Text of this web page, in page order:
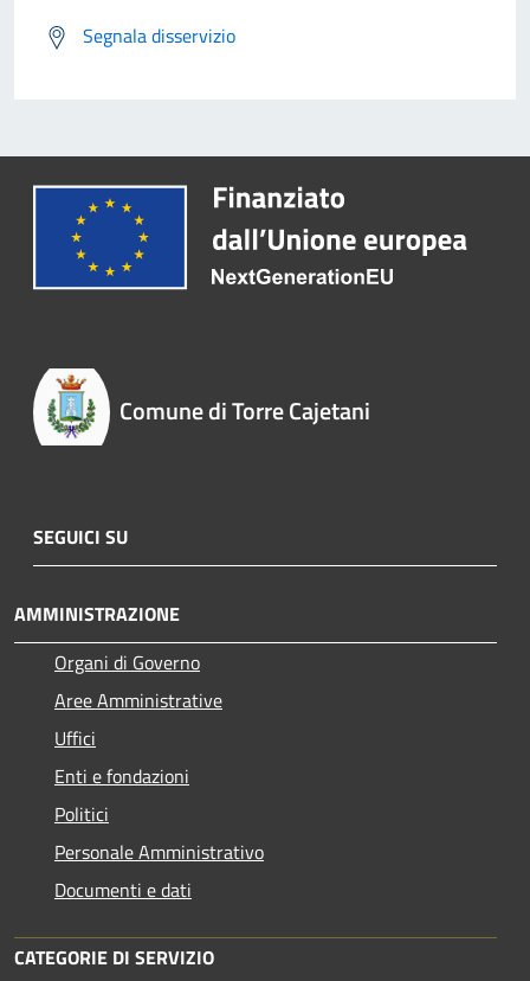
Segnala disservizio
Comune di Torre Cajetani
SEGUICI SU
AMMINISTRAZIONE
Organi di Governo
Aree Amministrative
Uffici
Enti e fondazioni
Politici
Personale Amministrativo
Documenti e dati
CATEGORIE DI SERVIZIO